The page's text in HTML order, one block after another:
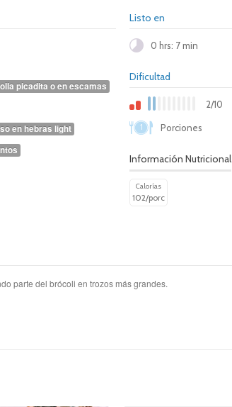
picadita o en escamas
en hebras light
Listo en
0 hrs: 7 min
Dificultad
2/10
1 Porciones
Información Nutricional
Calorías
102/porc
parte del brócoli en trozos más grandes.